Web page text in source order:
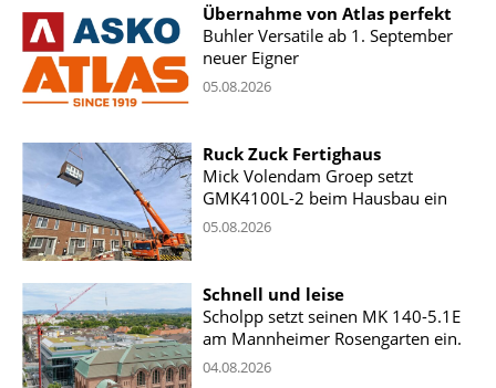
Übernahme von Atlas perfekt
Buhler Versatile ab 1. September
neuer Eigner
05.08.2026
Ruck Zuck Fertighaus
Mick Volendam Groep setzt
GMK4100L-2 beim Hausbau ein
05.08.2026
Schnell und leise
Scholpp setzt seinen MK 140-5.1E
am Mannheimer Rosengarten ein.
04.08.2026